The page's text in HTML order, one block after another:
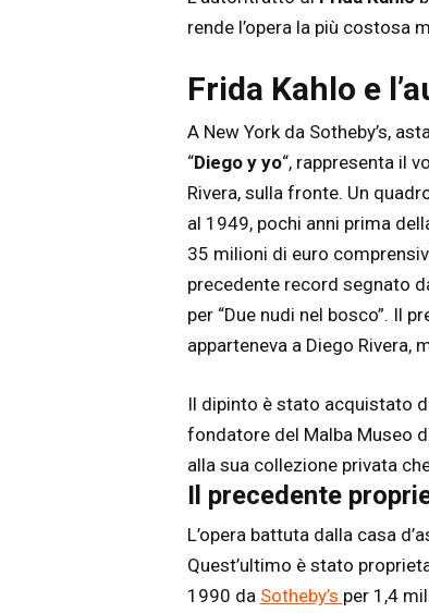
rende l’opera la più costosa
Frida Kahlo e
A New York da Sotheby’s,
“Diego y yo“, rappresenta il
Rivera, sulla fronte. Un
al 1949, pochi anni prima
35 milioni di euro
precedente record segnato
per “Due nudi nel bosco”. Il
apparteneva a Diego
Il dipinto è stato acquistato
fondatore del Malba Museo
alla sua collezione privata
Il precedente
L’opera battuta dalla casa
Quest’ultimo è stato
1990 da Sotheby’s per 1,4